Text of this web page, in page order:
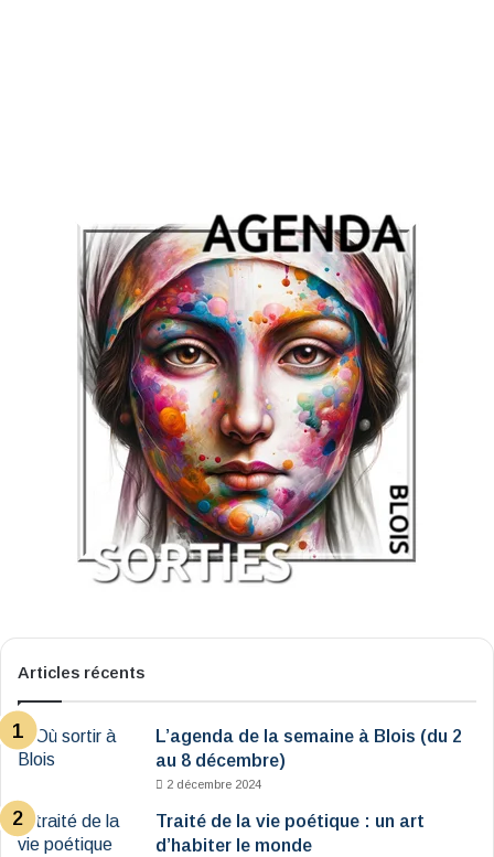
Articles récents
L’agenda de la semaine à Blois (du 2
au 8 décembre)
2 décembre 2024
Traité de la vie poétique : un art
d’habiter le monde